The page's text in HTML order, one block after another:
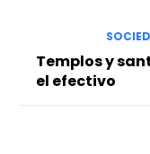
Templos y
el efectivo